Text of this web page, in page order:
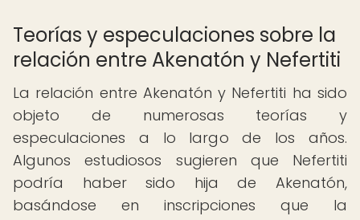
Teorías y especulaciones sobre la
relación entre Akenatón y Nefertiti
La relación entre Akenatón y Nefertiti ha sido
objeto de numerosas teorías y
especulaciones a lo largo de los años.
Algunos estudiosos sugieren que Nefertiti
podría haber sido hija de Akenatón,
basándose en inscripciones que la